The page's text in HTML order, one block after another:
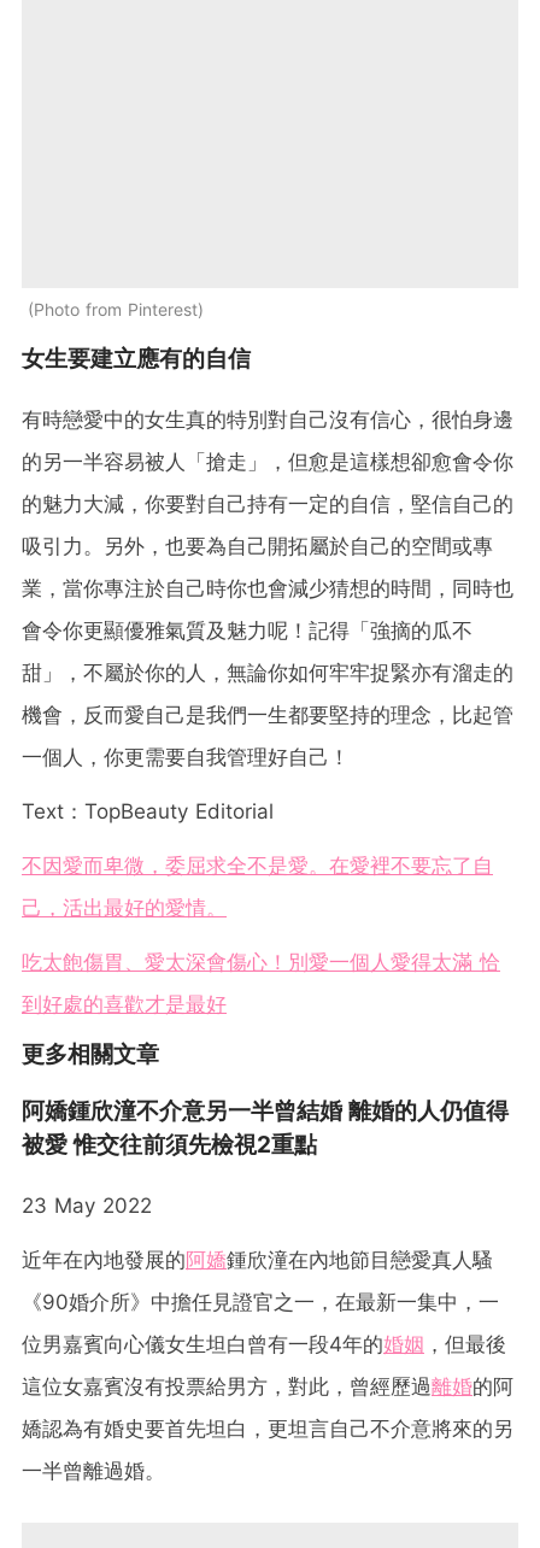
Photo from Pinterest
女生要建立應有的自信
有時戀愛中的女生真的特別對自己沒有信心，很怕身邊
的另一半容易被人「搶走」，但愈是這樣想卻愈會令你
的魅力大減，你要對自己持有一定的自信，堅信自己的
吸引力。另外，也要為自己開拓屬於自己的空間或專
業，當你專注於自己時你也會減少猜想的時間，同時也
會令你更顯優雅氣質及魅力呢！記得「強摘的瓜不
甜」，不屬於你的人，無論你如何牢牢捉緊亦有溜走的
機會，反而愛自己是我們一生都要堅持的理念，比起管
一個人，你更需要自我管理好自己！
Text：TopBeauty Editorial
不因愛而卑微，委屈求全不是愛。在愛裡不要忘了自
己，活出最好的愛情。
吃太飽傷胃、愛太深會傷心！別愛一個人愛得太滿 恰
到好處的喜歡才是最好
更多相關文章
阿嬌鍾欣潼不介意另一半曾結婚 離婚的人仍值得
被愛 惟交往前須先檢視2重點
23 May 2022
近年在內地發展的阿嬌鍾欣潼在內地節目戀愛真人騷
《90婚介所》中擔任見證官之一，在最新一集中，一
位男嘉賓向心儀女生坦白曾有一段4年的婚姻 ，但最後
這位女嘉賓沒有投票給男方，對此，曾經歷過離婚的阿
嬌認為有婚史要首先坦白，更坦言自己不介意將來的另
一半曾離過婚。